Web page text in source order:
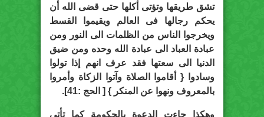
تشق طريقها وتؤتى أكلها حتى قضى الله أن
يحكم رجالها فى العالم ويقيموا القسط
ويخرجوا الناس من الظلمات الى النور ومن
عبادة العباد الى عبادة الله وحده ومن ضيق
الدنيا الى سعتها فقد عرف انهم إذا تولوا
وسادوا { أقاموا الصلاة وآتوا الزكاة وأمروا
بالمعروف ونهوا عن المنكر } [ الحج :41].
وهكذا جاءت الدعوة بالحكومة كما تأتى